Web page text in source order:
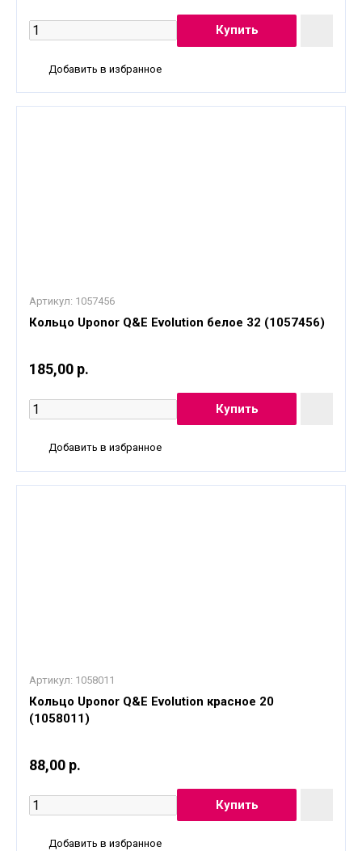
Добавить в избранное
Артикул: 1057456
Кольцо Uponor Q&E Evolution белое 32 (1057456)
185,00 р.
Добавить в избранное
Артикул: 1058011
Кольцо Uponor Q&E Evolution красное 20
(1058011)
88,00 р.
Добавить в избранное